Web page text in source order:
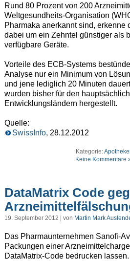
Rund 80 Prozent von 200
Weltgesundheits-Organisation
Pharmaka anerkannt sind, erkenne
dabei um ein Zehntel günstiger als
verfügbare Geräte.
Vorteile des ECB-Systems
Analyse nur ein Minimum von
und jene lediglich 20 Minuten
wurden bisher für den
Entwicklungsländern hergestellt.
Quelle:
SwissInfo, 28.12.2012
Kategorie:
Keine Kommentare
DataMatrix Code
19. September 2012 | von Martin Mark
Das Pharmaunternehmen Sanofi-
Packungen einer
DataMatrix-Code bedrucken